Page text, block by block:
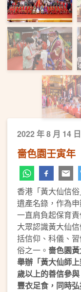
2022 年 8 月 14 日
嗇色園壬寅年
香港「黃大仙信
遺產名錄，作為
一直肩負起保育
大眾認識黃大仙
括信仰、科儀、
俗之一。 嗇色園
舉辦「黃大仙師
歲以上的善信參
豐衣足食，同時